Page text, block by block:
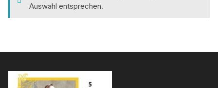
Auswahl entsprechen.